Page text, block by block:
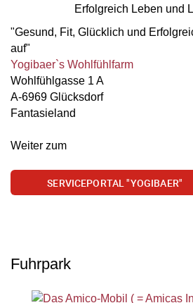
Erfolgreich Leben und
"Gesund, Fit, Glücklich und
auf"
Yogibaer`s Wohlfühlfarm
Wohlfühlgasse 1 A
A-6969 Glücksdorf
Fantasieland
Weiter zum
SERVICEPORTAL "YOGIBAER"
Fuhrpark